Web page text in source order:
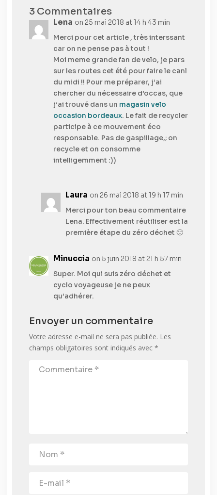
3 Commentaires
Lena on 25 mai 2018 at 14 h 43 min
Merci pour cet article , très interssant
car on ne pense pas à tout !
Moi meme grande fan de velo, je pars
sur les routes cet été pour faire le canl
du midi !! Pour me préparer, j’ai
chercher du nécessaire d’occas, que
j’ai trouvé dans un magasin velo
occasion bordeaux. Le fait de recycler
participe à ce mouvement éco
responsable. Pas de gaspillage,; on
recycle et on consomme
intelligemment :))
Laura on 26 mai 2018 at 19 h 17 min
Merci pour ton beau commentaire
Lena. Effectivement réutiliser est la
première étape du zéro déchet 🙂
Minuccia on 5 juin 2018 at 21 h 57 min
Super. Moi qui suis zéro déchet et
cyclo voyageuse je ne peux
qu’adhérer.
Envoyer un commentaire
Votre adresse e-mail ne sera pas publiée. Les
champs obligatoires sont indiqués avec *